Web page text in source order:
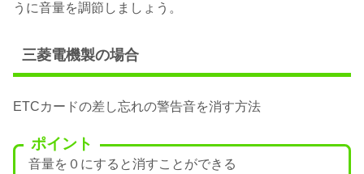
うに音量を調節しましょう。
三菱電機製の場合
ETCカードの差し忘れの警告音を消す方法
ポイント
音量を０にすると消すことができる